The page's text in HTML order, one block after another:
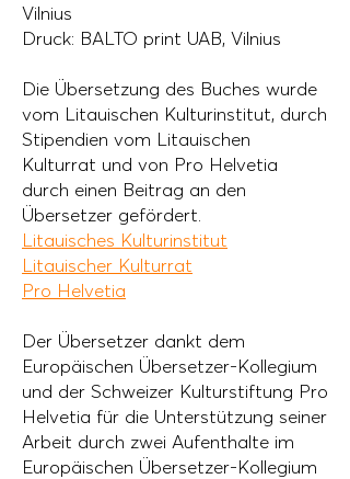
Vilnius
Druck: BALTO print UAB, Vilnius
Die Übersetzung des Buches wurde
vom Litauischen Kulturinstitut, durch
Stipendien vom Litauischen
Kulturrat und von Pro Helvetia
durch einen Beitrag an den
Übersetzer gefördert.
Litauisches Kulturinstitut
Litauischer Kulturrat
Pro Helvetia
Der Übersetzer dankt dem
Europäischen Übersetzer-Kollegium
und der Schweizer Kulturstiftung Pro
Helvetia für die Unterstützung seiner
Arbeit durch zwei Aufenthalte im
Europäischen Übersetzer-Kollegium